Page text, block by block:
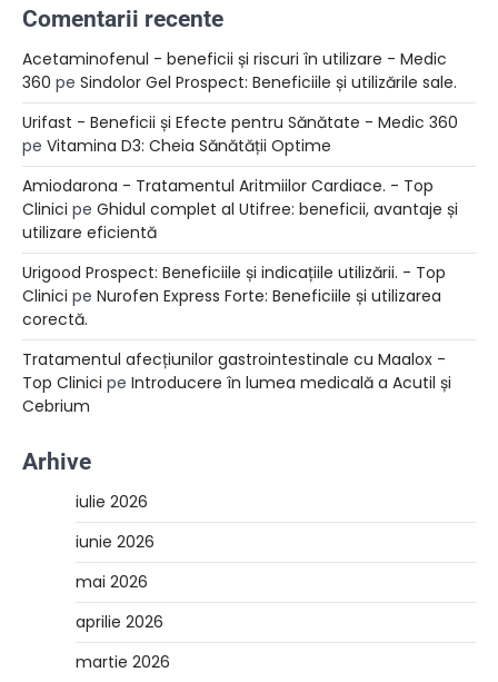
Comentarii recente
Acetaminofenul - beneficii și riscuri în utilizare - Medic
360 pe Sindolor Gel Prospect: Beneficiile și utilizările sale.
Urifast - Beneficii și Efecte pentru Sănătate - Medic 360
pe Vitamina D3: Cheia Sănătății Optime
Amiodarona - Tratamentul Aritmiilor Cardiace. - Top
Clinici pe Ghidul complet al Utifree: beneficii, avantaje și
utilizare eficientă
Urigood Prospect: Beneficiile și indicațiile utilizării. - Top
Clinici pe Nurofen Express Forte: Beneficiile și utilizarea
corectă.
Tratamentul afecțiunilor gastrointestinale cu Maalox -
Top Clinici pe Introducere în lumea medicală a Acutil și
Cebrium
Arhive
iulie 2026
iunie 2026
mai 2026
aprilie 2026
martie 2026